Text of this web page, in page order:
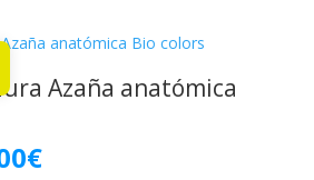
45,00€.
Azaña anatómica
€El